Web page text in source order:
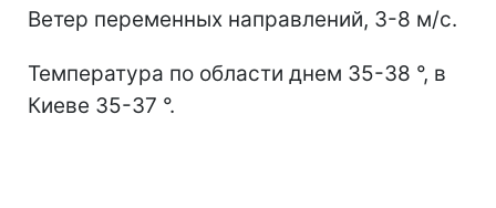
Ветер переменных направлений, 3-8 м/с.
Температура по области днем 35-38 °, в
Киеве 35-37 °.